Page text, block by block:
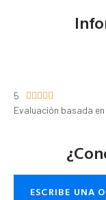
5     
Evaluación basada
ESCRIBE UNA